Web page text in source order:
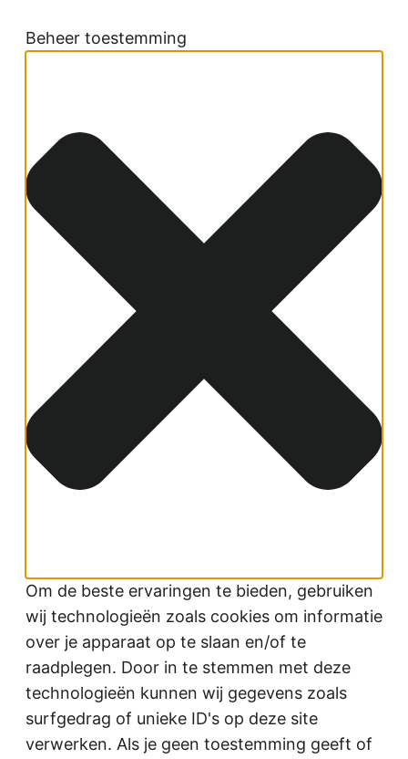
Beheer toestemming
Om de beste ervaringen te bieden, gebruiken
wij technologieën zoals cookies om informatie
over je apparaat op te slaan en/of te
raadplegen. Door in te stemmen met deze
technologieën kunnen wij gegevens zoals
surfgedrag of unieke ID's op deze site
verwerken. Als je geen toestemming geeft of